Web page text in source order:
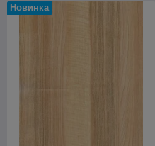
Новинка